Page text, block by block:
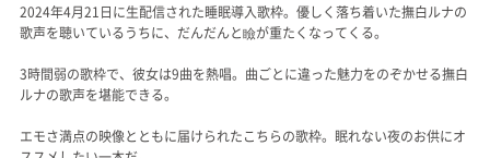
2024年4月21日に生配信された睡眠導入歌枠。優しく落ち着いた撫白ルナの
歌声を聴いているうちに、だんだんと瞼が重たくなってくる。
3時間弱の歌枠で、彼女は9曲を熱唱。曲ごとに違った魅力をのぞかせる撫白
ルナの歌声を堪能できる。
エモさ満点の映像とともに届けられたこちらの歌枠。眠れない夜のお供にオ